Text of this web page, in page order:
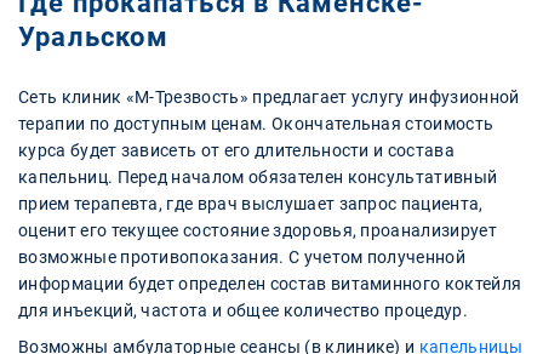
Уральском
Сеть клиник «М-Трезвость» предлагает услугу инфузионной
терапии по доступным ценам. Окончательная стоимость
курса будет зависеть от его длительности и состава
капельниц. Перед началом обязателен консультативный
прием терапевта, где врач выслушает запрос пациента,
оценит его текущее состояние здоровья, проанализирует
возможные противопоказания. С учетом полученной
информации будет определен состав витаминного коктейля
для инъекций, частота и общее количество процедур.
Возможны амбулаторные сеансы (в клинике) и капельницы